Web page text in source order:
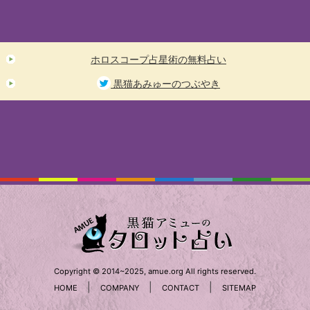
ホロスコープ占星術の無料占い
黒猫あみゅーのつぶやき
Copyright © 2014~2025, amue.org All rights reserved.
HOME
| COMPANY CONTACT SITEMAP